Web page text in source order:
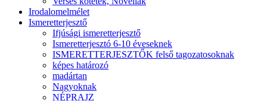
Irodalomelmélet
Ismeretterjesztő
Ifjúsági ismeretterjesztő
Ismeretterjesztó 6-10 éveseknek
ISMERETTERJESZTŐK felső tagozatosoknak
képes határozó
madártan
Nagyoknak
NÉPRAJZ